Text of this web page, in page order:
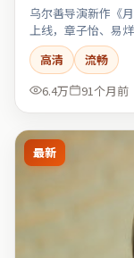
乌尔善导演新作《
上线，章子怡、易
高清
流畅
6.4万
91个月前
最新